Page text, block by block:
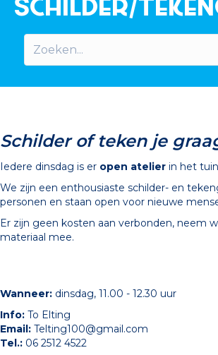
schilder/
Schilder of teken je
Iedere dinsdag is er open atelier in het
We zijn een enthousiaste schilder- en
personen en staan open voor nieuwe
Er zijn geen kosten aan verbonden, neem
materiaal mee.
Wanneer: dinsdag, 11.00 - 12.30 uur
Info: To Elting
Email: Telting100@gmail.com
Tel.: 06 2512 4522